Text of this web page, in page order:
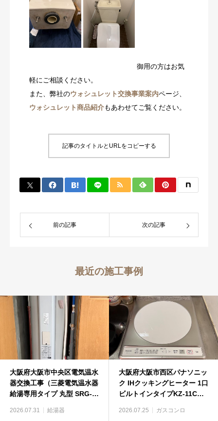
御用の方はお気
軽にご相談ください。
また、弊社のウォシュレット交換事業案内ページ、
ウォシュレット商品紹介もあわせてご覧ください。
記事のタイトルとURLをコピーする
前の記事 次の記事
最近の施工事例
大阪府大阪市中央区電気温水
器交換工事（三菱電気温水器
給湯専用タイプ 丸型 SRG-
2026.07.31 給湯器
大阪府大阪市西区パナソニッ
ク IHクッキングヒーター 1口
ビルトインタイプKZ-11Cビ
2026.07.25 ガスコンロ